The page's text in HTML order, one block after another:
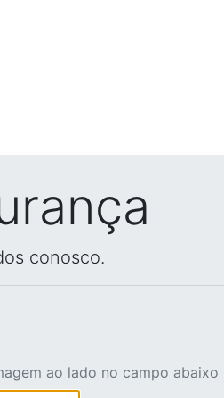
conosco.
ao lado no campo abaixo